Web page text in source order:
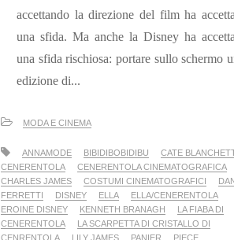
accettando la direzione del film ha
una sfida. Ma anche la Disney ha
una sfida rischiosa: portare sullo schermo
edizione di...
MODA E CINEMA
ANNAMODE BIBIDIBOBIDIBU
CATE
CENERENTOLA
CENERENTOLA CINEMATOGRAFICA
CHARLES JAMES
COSTUMI CINEMATOGRAFICI
FERRETTI
DISNEY ELLA
ELLA/CENERENTOLA
EROINE DISNEY
KENNETH BRANAGH
LA FIABA DI
CENERENTOLA
LA SCARPETTA DI CRISTALLO DI
CENRENTOLA
LILY JAMES PANIER
PIECE